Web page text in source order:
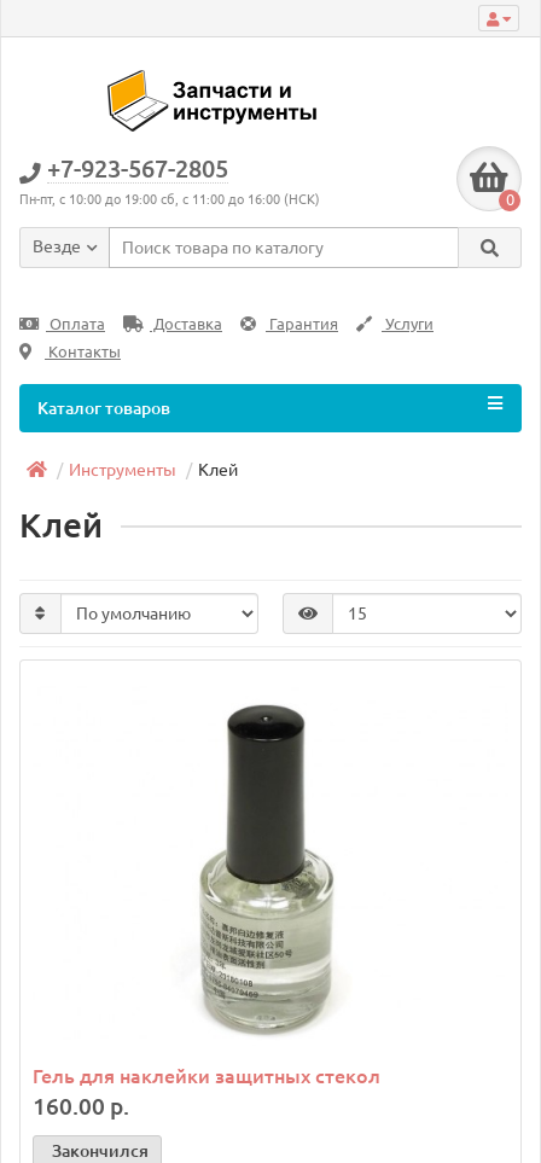
+7-923-567-2805
Пн-пт, с 10:00 до 19:00 сб, с 11:00 до 16:00 (НСК) 0
Везде
Оплата Доставка Гарантия
Услуги
Контакты
Каталог товаров
Инструменты Клей
Клей
Гель для наклейки защитных стекол
160.00 р.
Закончился